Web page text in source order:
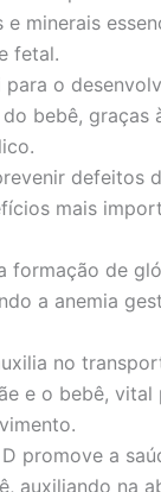
e minerais
fetal.
para o
bebê, graças
defeitos
mais
formação de
a anemia
no
e o bebê, vital
promove a
auxiliando na